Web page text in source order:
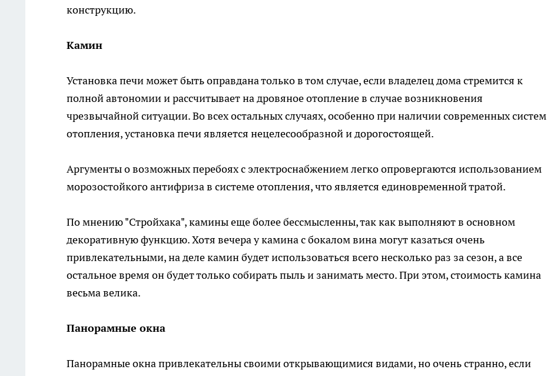
конструкцию.
Камин
Установка печи может быть оправдана только в том случае, если владелец дома стремится к
полной автономии и рассчитывает на дровяное отопление в случае возникновения
чрезвычайной ситуации. Во всех остальных случаях, особенно при наличии современных систем
отопления, установка печи является нецелесообразной и дорогостоящей.
Аргументы о возможных перебоях с электроснабжением легко опровергаются использованием
морозостойкого антифриза в системе отопления, что является единовременной тратой.
По мнению "Стройхака", камины еще более бессмысленны, так как выполняют в основном
декоративную функцию. Хотя вечера у камина с бокалом вина могут казаться очень
привлекательными, на деле камин будет использоваться всего несколько раз за сезон, а все
остальное время он будет только собирать пыль и занимать место. При этом, стоимость камина
весьма велика.
Панорамные окна
Панорамные окна привлекательны своими открывающимися видами, но очень странно, если